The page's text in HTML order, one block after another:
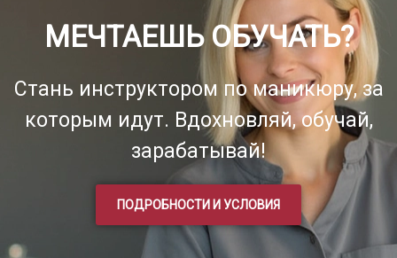
МЕЧТАЕШЬ ОБУЧАТЬ?
Стань инструктором по маникюру, за
которым идут. Вдохновляй, обучай,
зарабатывай!
ПОДРОБНОСТИ И УСЛОВИЯ